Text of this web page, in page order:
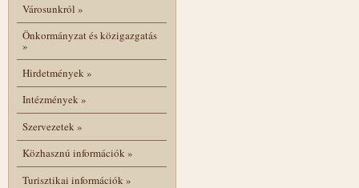
Városunkról »
Önkormányzat és közigazgatás
»
Hirdetmények»
Intézmények»
Szervezetek»
Közhasznú információk»
Turisztikai információk»